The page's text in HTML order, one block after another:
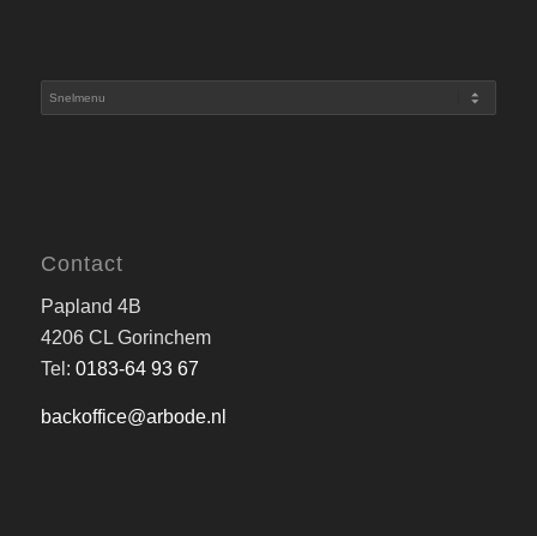
Contact
Papland 4B
4206 CL Gorinchem
Tel: 0183-64 93 67
backoffice@arbode.nl